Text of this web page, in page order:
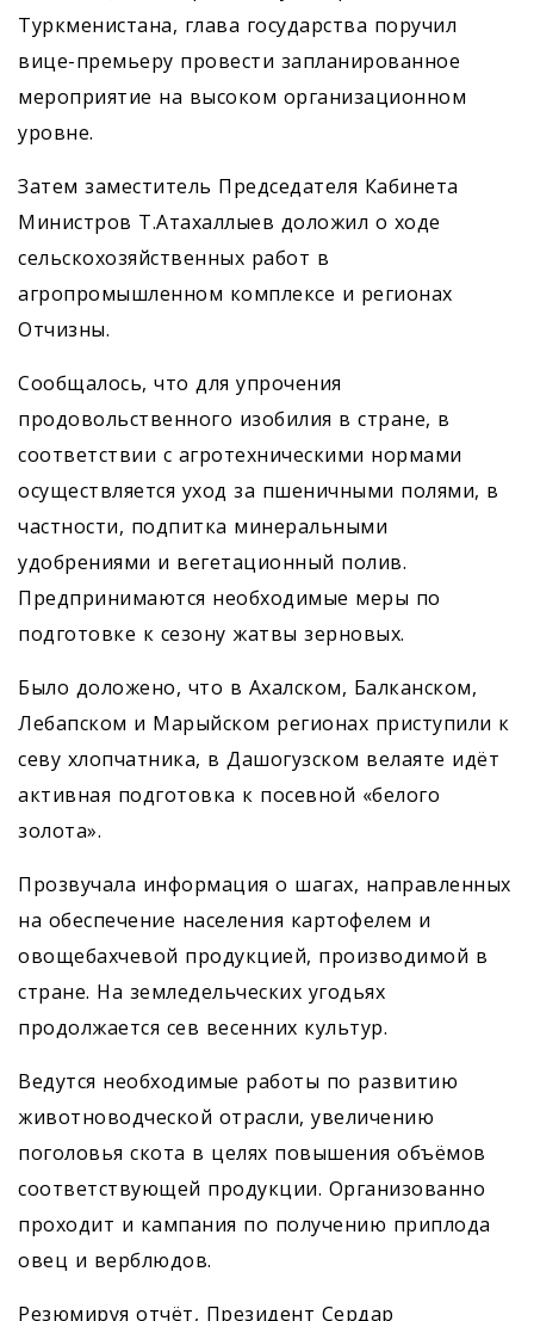
Туркменистана, глава государства поручил
вице-премьеру провести запланированное
мероприятие на высоком организационном
уровне.
Затем заместитель Председателя Кабинета
Министров Т.Атахаллыев доложил о ходе
сельскохозяйственных работ в
агропромышленном комплексе и регионах
Отчизны.
Сообщалось, что для упрочения
продовольственного изобилия в стране, в
соответствии с агротехническими нормами
осуществляется уход за пшеничными полями, в
частности, подпитка минеральными
удобрениями и вегетационный полив.
Предпринимаются необходимые меры по
подготовке к сезону жатвы зерновых.
Было доложено, что в Ахалском, Балканском,
Лебапском и Марыйском регионах приступили к
севу хлопчатника, в Дашогузском велаяте идёт
активная подготовка к посевной «белого
золота».
Прозвучала информация о шагах, направленных
на обеспечение населения картофелем и
овощебахчевой продукцией, производимой в
стране. На земледельческих угодьях
продолжается сев весенних культур.
Ведутся необходимые работы по развитию
животноводческой отрасли, увеличению
поголовья скота в целях повышения объёмов
соответствующей продукции. Организованно
проходит и кампания по получению приплода
овец и верблюдов.
Резюмируя отчёт, Президент Сердар